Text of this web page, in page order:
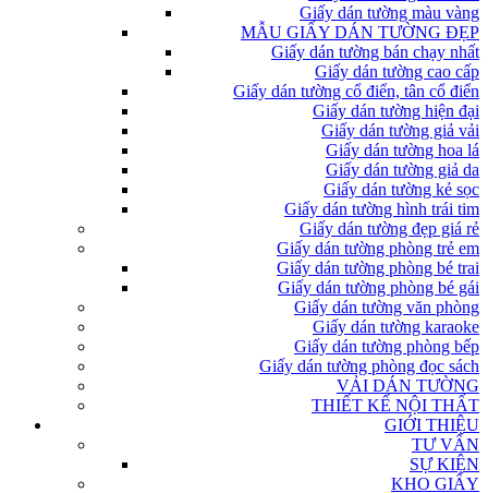
Giấy dán tường màu vàng
MẪU GIẤY DÁN TƯỜNG ĐẸP
Giấy dán tường bán chạy nhất
Giấy dán tường cao cấp
Giấy dán tường cổ điển, tân cổ điển
Giấy dán tường hiện đại
Giấy dán tường giả vải
Giấy dán tường hoa lá
Giấy dán tường giả da
Giấy dán tường kẻ sọc
Giấy dán tường hình trái tim
Giấy dán tường đẹp giá rẻ
Giấy dán tường phòng trẻ em
Giấy dán tường phòng bé trai
Giấy dán tường phòng bé gái
Giấy dán tường văn phòng
Giấy dán tường karaoke
Giấy dán tường phòng bếp
Giấy dán tường phòng đọc sách
VẢI DÁN TƯỜNG
THIẾT KẾ NỘI THẤT
GIỚI THIỆU
TƯ VẤN
SỰ KIỆN
KHO GIẤY